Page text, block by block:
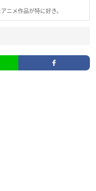
ニメ作品が特に好き。